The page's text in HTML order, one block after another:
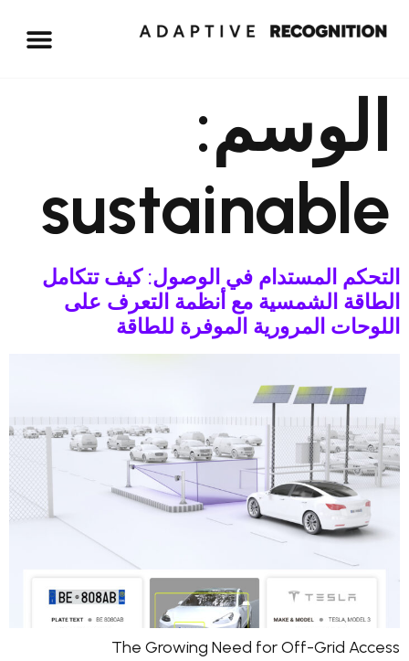
الوسم:
sustainable
التحكم المستدام في الوصول: كيف تتكامل
الطاقة الشمسية مع أنظمة التعرف على
اللوحات المرورية الموفرة للطاقة
The Growing Need for Off-Grid Access